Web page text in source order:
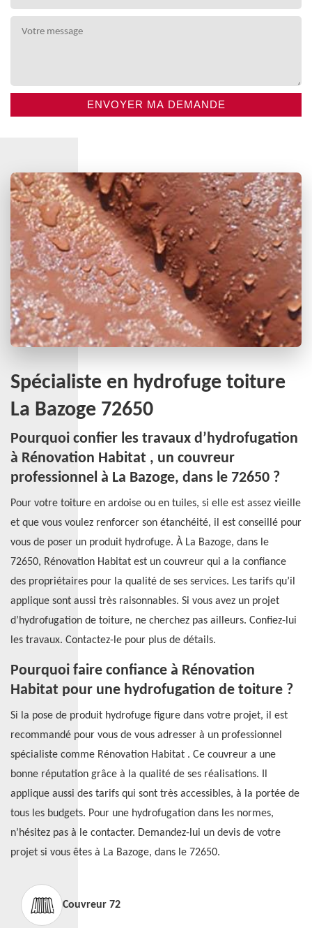
Spécialiste en hydrofuge toiture
La Bazoge 72650
Pourquoi confier les travaux d’hydrofugation
à Rénovation Habitat , un couvreur
professionnel à La Bazoge, dans le 72650 ?
Pour votre toiture en ardoise ou en tuiles, si elle est assez vieille
et que vous voulez renforcer son étanchéité, il est conseillé pour
vous de poser un produit hydrofuge. À La Bazoge, dans le
72650, Rénovation Habitat est un couvreur qui a la confiance
des propriétaires pour la qualité de ses services. Les tarifs qu’il
applique sont aussi très raisonnables. Si vous avez un projet
d’hydrofugation de toiture, ne cherchez pas ailleurs. Confiez-lui
les travaux. Contactez-le pour plus de détails.
Pourquoi faire confiance à Rénovation
Habitat pour une hydrofugation de toiture ?
Si la pose de produit hydrofuge figure dans votre projet, il est
recommandé pour vous de vous adresser à un professionnel
spécialiste comme Rénovation Habitat . Ce couvreur a une
bonne réputation grâce à la qualité de ses réalisations. Il
applique aussi des tarifs qui sont très accessibles, à la portée de
tous les budgets. Pour une hydrofugation dans les normes,
n’hésitez pas à le contacter. Demandez-lui un devis de votre
projet si vous êtes à La Bazoge, dans le 72650.
Couvreur 72